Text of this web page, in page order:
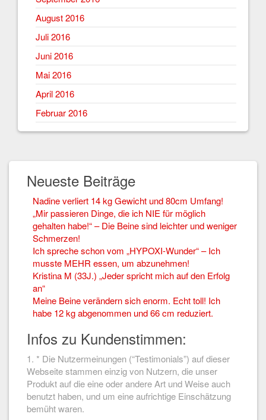
August 2016
Juli 2016
Juni 2016
Mai 2016
April 2016
Februar 2016
Neueste Beiträge
Nadine verliert 14 kg Gewicht und 80cm Umfang!
„Mir passieren Dinge, die ich NIE für möglich
gehalten habe!“ – Die Beine sind leichter und weniger
Schmerzen!
Ich spreche schon vom „HYPOXI-Wunder“ – Ich
musste MEHR essen, um abzunehmen!
Kristina M (33J.) „Jeder spricht mich auf den Erfolg
an“
Meine Beine verändern sich enorm. Echt toll! Ich
habe 12 kg abgenommen und 66 cm reduziert.
Infos zu Kundenstimmen:
1. * Die Nutzermeinungen (“Testimonials”) auf dieser
Webseite stammen einzig von Nutzern, die unser
Produkt auf die eine oder andere Art und Weise auch
benutzt haben, und um eine aufrichtige Einschätzung
bemüht waren.